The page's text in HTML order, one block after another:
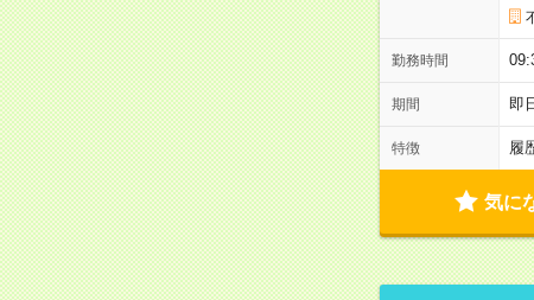
勤務時間
期間 即
特徴 履
気に